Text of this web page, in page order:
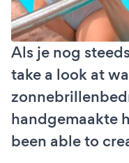
Als je nog
take a look at
handgemaakte
been able to